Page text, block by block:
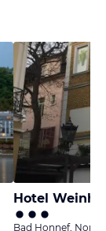
Hotel
Bad Honnef,